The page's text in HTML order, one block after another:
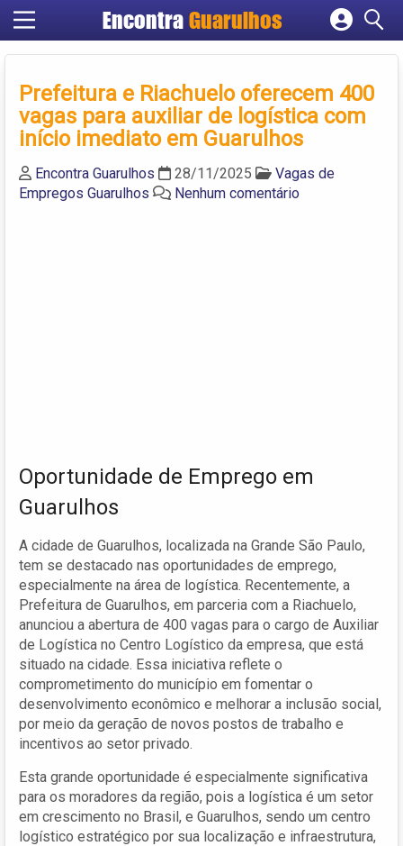
Encontra Guarulhos
Cadastrar empresa
Criar conta
Prefeitura e Riachuelo oferecem 400
vagas para auxiliar de logística com
início imediato em Guarulhos
Encontra Guarulhos 28/11/2025
Vagas de
Empregos Guarulhos
Nenhum comentário
Oportunidade de Emprego em
Guarulhos
A cidade de Guarulhos, localizada na Grande São Paulo,
tem se destacado nas oportunidades de emprego,
especialmente na área de logística. Recentemente, a
Prefeitura de Guarulhos, em parceria com a Riachuelo,
anunciou a abertura de 400 vagas para o cargo de Auxiliar
de Logística no Centro Logístico da empresa, que está
situado na cidade. Essa iniciativa reflete o
comprometimento do município em fomentar o
desenvolvimento econômico e melhorar a inclusão social,
por meio da geração de novos postos de trabalho e
incentivos ao setor privado.
Esta grande oportunidade é especialmente significativa
para os moradores da região, pois a logística é um setor
em crescimento no Brasil, e Guarulhos, sendo um centro
logístico estratégico por sua localização e infraestrutura,